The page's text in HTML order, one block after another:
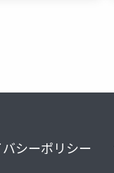
シーポリシー